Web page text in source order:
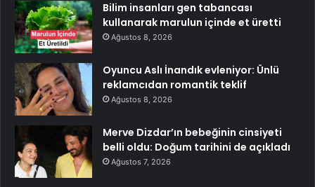
Bilim insanları gen tabancası
kullanarak marulun içinde et üretti
Ağustos 8, 2026
Oyuncu Aslı İnandık evleniyor: Ünlü
reklamcıdan romantik teklif
Ağustos 8, 2026
Merve Dizdar’ın bebeğinin cinsiyeti
belli oldu: Doğum tarihini de açıkladı
Ağustos 7, 2026